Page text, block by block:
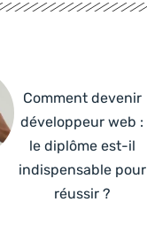
Comment devenir
développeur web :
le diplôme est-il
indispensable pour
réussir ?